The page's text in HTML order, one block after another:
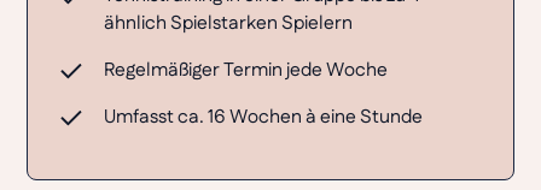
ähnlich Spielstarken Spielern
Regelmäßiger Termin jede Woche
Umfasst ca. 16 Wochen à eine Stunde